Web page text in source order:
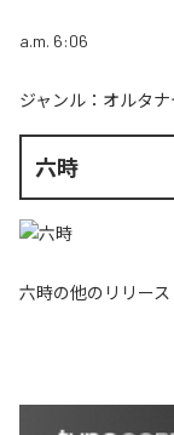
a.m. 6:06
ジャンル： オルタ
六時
六時の他のリリース